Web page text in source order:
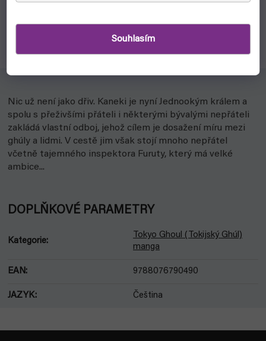
Souhlasím
Nic už není jako dřiv. Kaneki je nyní Jednookým králem a
spolu s přeživšími přáteli i některými bývalými nepřáteli
zakládá vlastní odboj, jehož cílem je dosažení míru mezi
ghúly a lidmi. V cestě jim však stojí mnoho nepřátel
včetně tajemného inspektora Furuty, který má velké
ambice...
DOPLŇKOVÉ PARAMETRY
Kategorie:
Tokyo Ghoul (Tokijský Ghúl)
manga
EAN: 9788076790490
JAZYK: Čeština